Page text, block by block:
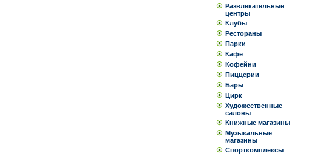
Развлекательные
центры
Клубы
Рестораны
Парки
Кафе
Кофейни
Пиццерии
Бары
Цирк
Художественные
салоны
Книжные магазины
Музыкальные
магазины
Спорткомплексы